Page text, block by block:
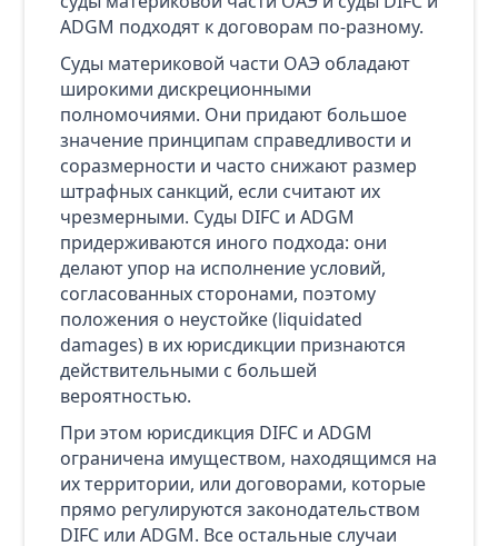
ADGM подходят к договорам по-разному.
Суды материковой части ОАЭ обладают
широкими дискреционными
полномочиями. Они придают большое
значение принципам справедливости и
соразмерности и часто снижают размер
штрафных санкций, если считают их
чрезмерными. Суды DIFC и ADGM
придерживаются иного подхода: они
делают упор на исполнение условий,
согласованных сторонами, поэтому
положения о неустойке (liquidated
damages) в их юрисдикции признаются
действительными с большей
вероятностью.
При этом юрисдикция DIFC и ADGM
ограничена имуществом, находящимся на
их территории, или договорами, которые
прямо регулируются законодательством
DIFC или ADGM. Все остальные случаи